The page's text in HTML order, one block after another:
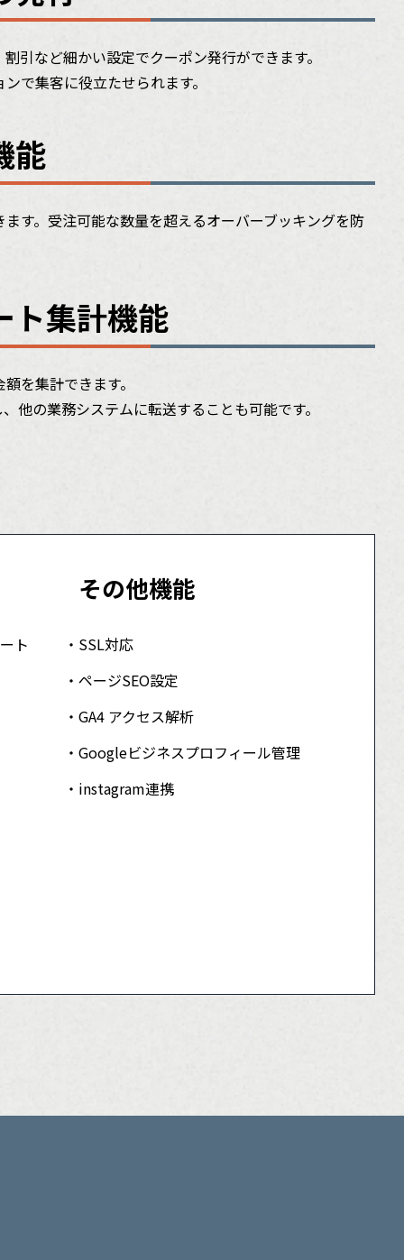
引など細かい設定でクーポン発行ができます。
で集客に役立たせられます。
能
す。受注可能な数量を超えるオーバーブッキングを防
ト集計機能
を集計できます。
他の業務システムに転送することも可能です。
ト
その他機能
SSL対応
ページSEO設定
GA4 アクセス解析
Googleビジネスプロフィール管理
instagram連携